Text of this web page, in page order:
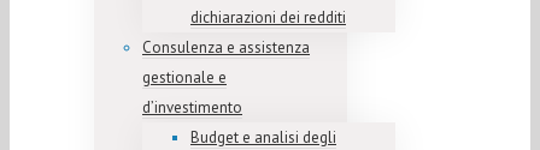
dichiarazioni dei redditi
Consulenza e assistenza
gestionale e
d’investimento
Budget e analisi degli